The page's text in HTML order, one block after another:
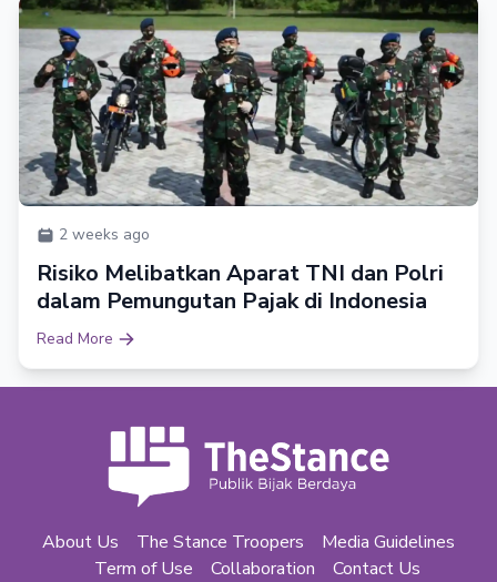
2 weeks ago
Risiko Melibatkan Aparat TNI dan Polri
dalam Pemungutan Pajak di Indonesia
Read More
About Us The Stance Troopers
Media Guidelines
Term of Use
Collaboration Contact Us